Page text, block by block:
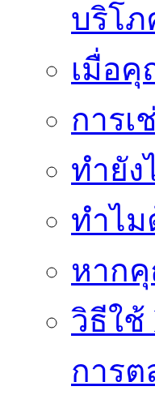
บริโภ
เมื่อคุ
การเ
ทํายัง
ทำไม
หาก
วิธีใช้
การ